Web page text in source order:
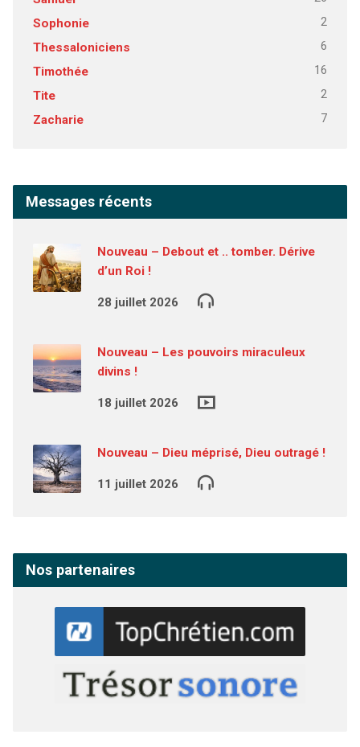
Sophonie 2
Thessaloniciens 6
Timothée 16
Tite 2
Zacharie 7
Messages récents
Nouveau – Debout et .. tomber. Dérive
d’un Roi !
28 juillet 2026
Nouveau – Les pouvoirs miraculeux
divins !
18 juillet 2026
Nouveau – Dieu méprisé, Dieu outragé !
11 juillet 2026
Nos partenaires